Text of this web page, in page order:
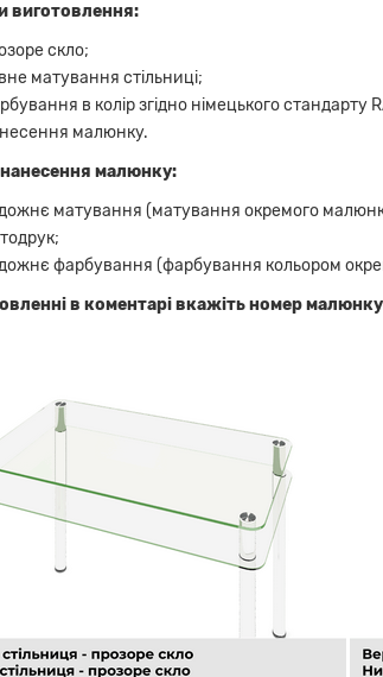
виготовлення:
скло;
матування стільниці;
в колір згідно німецького стандарту
малюнку.
малюнку:
матування (матування окремого
фарбування (фарбування кольором
в коментарі вкажіть номер